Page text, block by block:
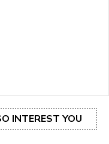
INTEREST YOU